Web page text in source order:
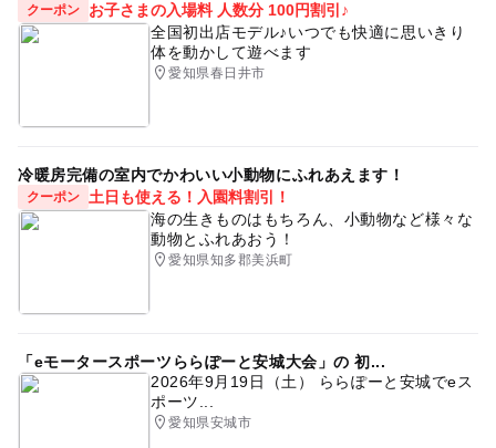
クーポン
お子さまの入場料 人数分 100円割引♪
全国初出店モデル♪いつでも快適に思いきり
体を動かして遊べます
愛知県春日井市
冷暖房完備の室内でかわいい小動物にふれあえます！
クーポン 土日も使える！入園料割引！
海の生きものはもちろん、小動物など様々な
動物とふれあおう！
愛知県知多郡美浜町
「eモータースポーツららぽーと安城大会」の 初...
2026年9月19日（土） ららぽーと安城でeス
ポーツ...
愛知県安城市